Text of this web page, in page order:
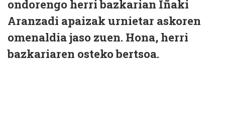
ondorengo herri bazkarian Iñaki
Aranzadi apaizak urnietar askoren
omenaldia jaso zuen. Hona, herri
bazkariaren osteko bertsoa.